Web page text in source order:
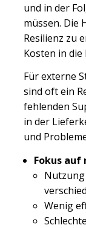
und in der
müssen. Die
Resilienz zu
Kosten in
Für externe
sind oft ein
fehlenden
in der
und
Fokus auf
Wenig